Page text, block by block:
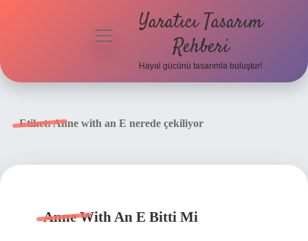
Politikası
menüyü
Yaratıcı Tasarım
Rehberi
Hayal gücünü tasarımla buluştur!
Etiket:Anne with an E nerede çekiliyor
Anne With An E Bitti Mi